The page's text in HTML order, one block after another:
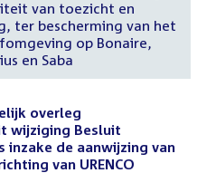
van toezicht en
ter bescherming van het
op Bonaire,
en Saba
overleg
wijziging Besluit
inzake de aanwijzing van
van URENCO